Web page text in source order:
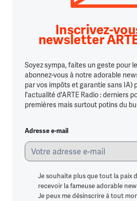
Inscrivez-
newsletter
Soyez sympa, faites un geste pour
abonnez-vous à notre adorable
par vos impôts et garantie sans IA)
l'actualité d'ARTE Radio : derniers
premières mais surtout potins du
Adresse e-mail
Je souhaite plus que tout la paix
recevoir la fameuse adorable
Je peux me désinscrire à tout